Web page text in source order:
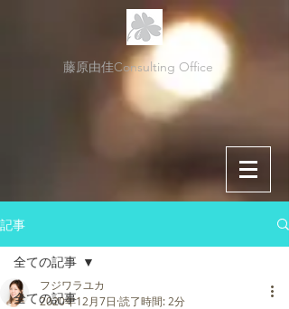
藤原由佳Consulting Office
記事
全ての記事
全ての記事
フジワラユカ
2020年12月7日 読了時間: 2分